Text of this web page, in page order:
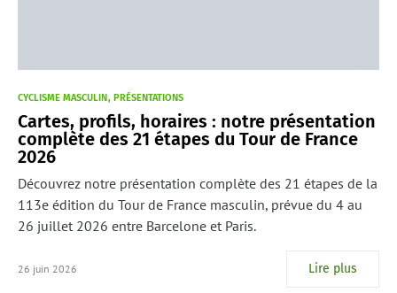
CYCLISME MASCULIN PRÉSENTATIONS
Cartes, profils, horaires : notre présentation
complète des 21 étapes du Tour de France
2026
Découvrez notre présentation complète des 21 étapes de la
113e édition du Tour de France masculin, prévue du 4 au
26 juillet 2026 entre Barcelone et Paris.
26 juin 2026 Lire plus